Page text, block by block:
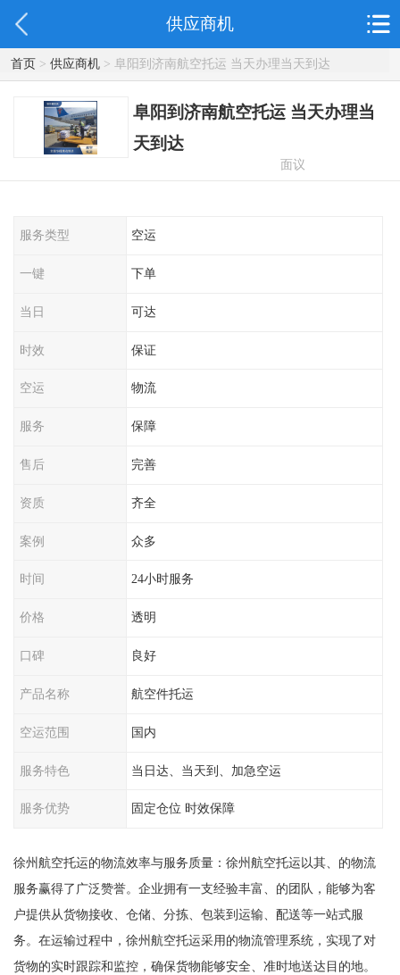
供应商机
首页> 供应商机> 阜阳到济南航空托运 当天办理当天到达
阜阳到济南航空托运 当天办理当
天到达
面议
服务类型 空运
一键 下单
当日 可达
时效 保证
空运 物流
服务 保障
售后 完善
资质 齐全
案例 众多
时间 24小时服务
价格 透明
口碑 良好
产品名称 航空件托运
空运范围 国内
服务特色 当日达、当天到、加急空运
服务优势 固定仓位 时效保障
徐州航空托运的物流效率与服务质量：徐州航空托运以其、的物流
服务赢得了广泛赞誉。企业拥有一支经验丰富、的团队，能够为客
户提供从货物接收、仓储、分拣、包装到运输、配送等一站式服
务。在运输过程中，徐州航空托运采用的物流管理系统，实现了对
货物的实时跟踪和监控，确保货物能够安全、准时地送达目的地。